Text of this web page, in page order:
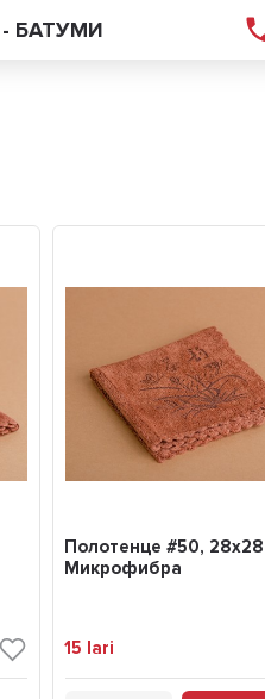
БАТУМИ
Полотенце #50,
Микрофибра
15 lari